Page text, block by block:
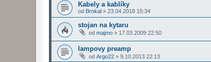
Kabely a kablíky
od Brnkal » 23.04.2018 15:34
stojan na kytaru
od majmo » 17.03.2009 22:50
lampovy preamp
od Argo22 » 9.10.2013 22:13